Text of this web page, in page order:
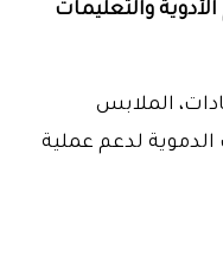
الأدوية والتعليمات
الملابس
لدعم عملية